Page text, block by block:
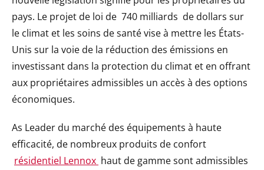
pays. Le projet de loi de 740 milliards de dollars sur
le climat et les soins de santé vise à mettre les États-
Unis sur la voie de la réduction des émissions en
investissant dans la protection du climat et en offrant
aux propriétaires admissibles un accès à des options
économiques.
As Leader du marché des équipements à haute
efficacité, de nombreux produits de confort
résidentiel Lennox haut de gamme sont admissibles